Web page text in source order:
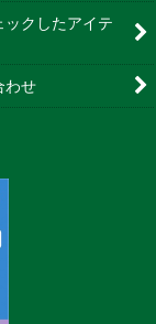
ックしたアイテ
わせ